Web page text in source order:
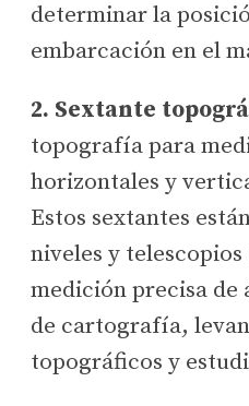
determinar la
embarcación en el
2. Sextante
topografía para
horizontales y
Estos sextantes
niveles y
medición precisa de
de cartografía,
topográficos y